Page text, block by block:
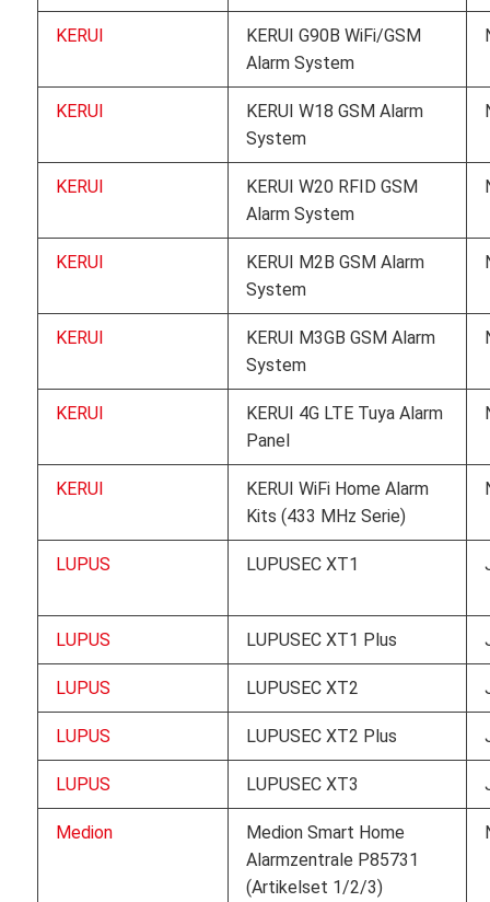
KERUI
KERUI G90B WiFi/GSM
Alarm System
KERUI
KERUI W18 GSM Alarm
System
KERUI
KERUI W20 RFID GSM
Alarm System
KERUI
KERUI M2B GSM Alarm
System
KERUI
KERUI M3GB GSM Alarm
System
KERUI
KERUI 4G LTE Tuya Alarm
Panel
KERUI
KERUI WiFi Home Alarm
Kits (433 MHz Serie)
LUPUS LUPUSEC XT1
LUPUS LUPUSEC XT1 Plus
LUPUS LUPUSEC XT2
LUPUS LUPUSEC XT2 Plus
LUPUS LUPUSEC XT3
Medion
Medion Smart Home
Alarmzentrale P85731
(Artikelset 1/2/3)